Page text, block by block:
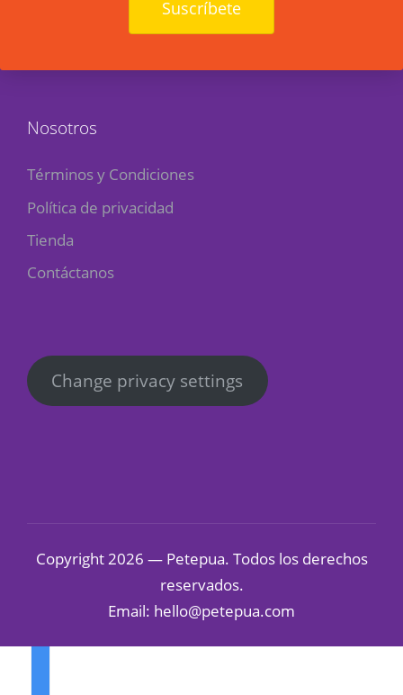
Suscríbete
Nosotros
Términos y Condiciones
Política de privacidad
Tienda
Contáctanos
Change privacy settings
Copyright 2026 — Petepua. Todos los derechos
reservados.
Email: hello@petepua.com